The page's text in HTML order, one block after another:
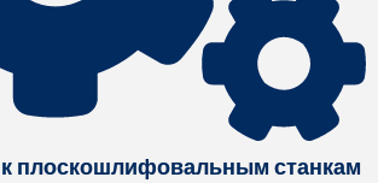
к плоскошлифовальным станкам